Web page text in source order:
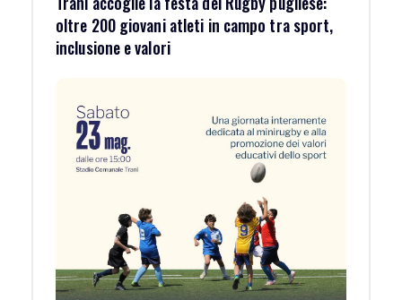
oltre 200 giovani atleti in campo tra sport,
inclusione e valori